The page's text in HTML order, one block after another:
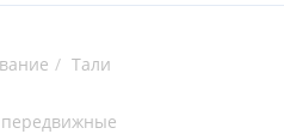
Тали